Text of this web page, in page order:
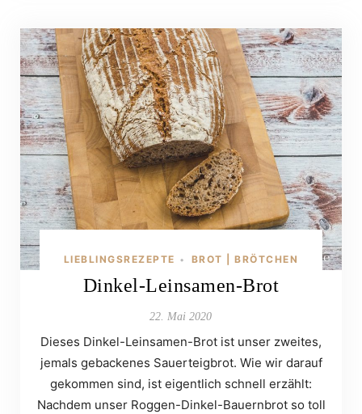
LIEBLINGSREZEPTE • BROT | BRÖTCHEN
Dinkel-Leinsamen-Brot
22. Mai 2020
Dieses Dinkel-Leinsamen-Brot ist unser zweites,
jemals gebackenes Sauerteigbrot. Wie wir darauf
gekommen sind, ist eigentlich schnell erzählt:
Nachdem unser Roggen-Dinkel-Bauernbrot so toll